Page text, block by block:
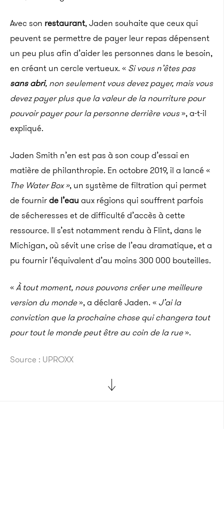
Avec son restaurant, Jaden souhaite que ceux qui
peuvent se permettre de payer leur repas dépensent
un peu plus afin d’aider les personnes dans le besoin,
en créant un cercle vertueux. « Si vous n’êtes pas
sans abri, non seulement vous devez payer, mais vous
devez payer plus que la valeur de la nourriture pour
pouvoir payer pour la personne derrière vous», a-t-il
expliqué.
Jaden Smith n’en est pas à son coup d’essai en
matière de philanthropie. En octobre 2019, il a lancé «
The Water Box », un système de filtration qui permet
de fournirde l’eau aux régions qui souffrent parfois
de sécheresses et de difficulté d’accès à cette
ressource. Il s’est notamment rendu à Flint, dans le
Michigan, où sévit une crise de l’eau dramatique, et a
pu fournir l’équivalent d’au moins 300 000 bouteilles.
«À tout moment, nous pouvons créer une meilleure
version du monde», a déclaré Jaden. « J’ai la
conviction que la prochaine chose qui changera tout
pour tout le monde peut être au coin de la rue».
Source : UPROXX